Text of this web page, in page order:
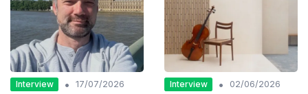
Interview •
17/07/2026
Interview •
02/06/2026